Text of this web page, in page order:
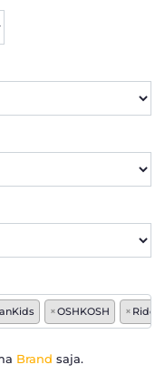
×OSHKOSH × Rider
Brand saja.